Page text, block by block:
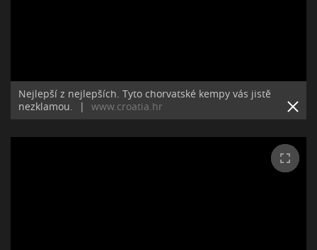
Nejlepší z nejlepších. Tyto chorvatské kempy vás jistě
nezklamou.
| www.croatia.hr